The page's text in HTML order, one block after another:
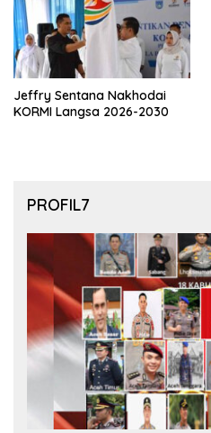
Jeffry Sentana Nakhodai
KORMI Langsa 2026-2030
PROFIL7